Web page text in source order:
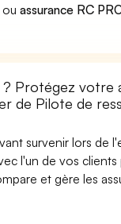
ouassurance RC
Protégez votre
de Pilote de
survenir lors de
l'un de vos
et gère les